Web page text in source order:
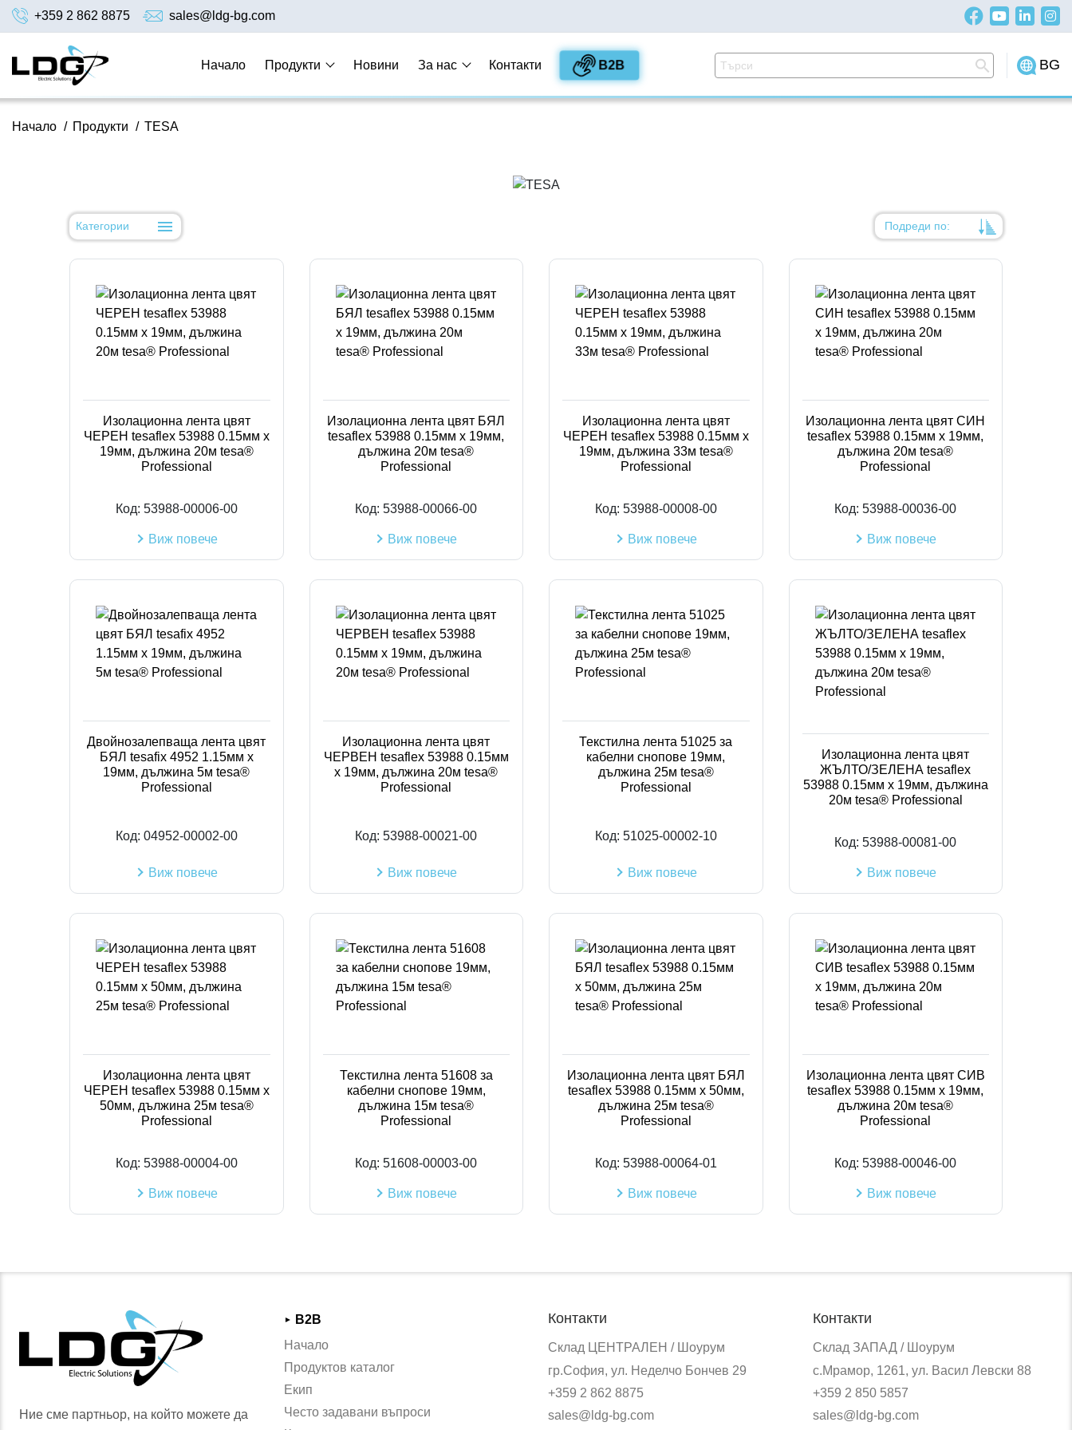
+359 2 862 8875 sales@ldg-bg.com
Начало Продукти Новини За нас Контакти B2B BG
/
Начало /
Продукти TESA
Категории Подреди по:
Уместност
Име
Изолационна лента цвят
ЧЕРЕН tesaflex 53988 0.15мм х
19мм, дължина 20м tesa®
Professional
Код: 53988-00006-00
Виж повече
Изолационна лента цвят БЯЛ
tesaflex 53988 0.15мм х 19мм,
дължина 20м tesa®
Professional
Код:53988-00066-00
Виж повече
Изолационна лента цвят
ЧЕРЕН tesaflex 53988 0.15мм х
19мм, дължина 33м tesa®
Professional
Код: 53988-00008-00
Виж повече
Изолационна лента цвят СИН
tesaflex 53988 0.15мм х 19мм,
дължина 20м tesa®
Professional
Код:53988-00036-00
Виж повече
Двойнозалепваща лента цвят
БЯЛ tesafix 4952 1.15мм х
19мм, дължина 5м tesa®
Professional
Код: 04952-00002-00
Виж повече
Изолационна лента цвят
ЧЕРВЕН tesaflex 53988 0.15мм
х 19мм, дължина 20м tesa®
Professional
Код:53988-00021-00
Виж повече
Текстилна лента 51025 за
кабелни снопове 19мм,
дължина 25м tesa®
Professional
Код: 51025-00002-10
Виж повече
Изолационна лента цвят
ЖЪЛТО/ЗЕЛЕНА tesaflex
53988 0.15мм х 19мм, дължина
20м tesa® Professional
Код:53988-00081-00
Виж повече
Изолационна лента цвят
ЧЕРЕН tesaflex 53988 0.15мм х
50мм, дължина 25м tesa®
Professional
Код: 53988-00004-00
Виж повече
Текстилна лента 51608 за
кабелни снопове 19мм,
дължина 15м tesa®
Professional
Код:51608-00003-00
Виж повече
Изолационна лента цвят БЯЛ
tesaflex 53988 0.15мм х 50мм,
дължина 25м tesa®
Professional
Код: 53988-00064-01
Виж повече
Изолационна лента цвят СИВ
tesaflex 53988 0.15мм х 19мм,
дължина 20м tesa®
Professional
Код:53988-00046-00
Виж повече
Ние сме партньор, на който можете да
►
B2B
Начало
Продуктов каталог
Екип
Често задавани въпроси
Контакти
Склад ЦЕНТРАЛЕН / Шоурум
гр.София, ул. Неделчо Бончев 29
+359 2 862 8875
sales@ldg-bg.com
Контакти
Склад ЗАПАД / Шоурум
с.Мрамор, 1261, ул. Васил Левски 88
+359 2 850 5857
sales@ldg-bg.com